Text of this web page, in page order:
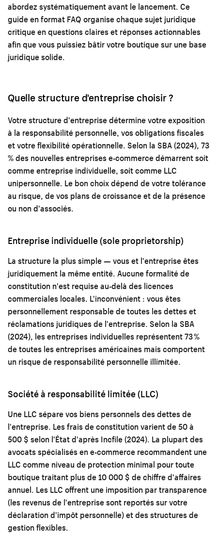
abordez systématiquement avant le lancement. Ce
guide en format FAQ organise chaque sujet juridique
critique en questions claires et réponses actionnables
afin que vous puissiez bâtir votre boutique sur une base
juridique solide.
Quelle structure d'entreprise choisir ?
Votre structure d'entreprise détermine votre exposition
à la responsabilité personnelle, vos obligations fiscales
et votre flexibilité opérationnelle. Selon la SBA (2024), 73
% des nouvelles entreprises e-commerce démarrent soit
comme entreprise individuelle, soit comme LLC
unipersonnelle. Le bon choix dépend de votre tolérance
au risque, de vos plans de croissance et de la présence
ou non d'associés.
Entreprise individuelle (sole proprietorship)
La structure la plus simple — vous et l'entreprise êtes
juridiquement la même entité. Aucune formalité de
constitution n'est requise au-delà des licences
commerciales locales. L'inconvénient : vous êtes
personnellement responsable de toutes les dettes et
réclamations juridiques de l'entreprise. Selon la SBA
(2024), les entreprises individuelles représentent 73 %
de toutes les entreprises américaines mais comportent
un risque de responsabilité personnelle illimitée.
Société à responsabilité limitée (LLC)
Une LLC sépare vos biens personnels des dettes de
l'entreprise. Les frais de constitution varient de 50 à
500 $ selon l'État d'après Incfile (2024). La plupart des
avocats spécialisés en e-commerce recommandent une
LLC comme niveau de protection minimal pour toute
boutique traitant plus de 10 000 $ de chiffre d'affaires
annuel. Les LLC offrent une imposition par transparence
(les revenus de l'entreprise sont reportés sur votre
déclaration d'impôt personnelle) et des structures de
gestion flexibles.